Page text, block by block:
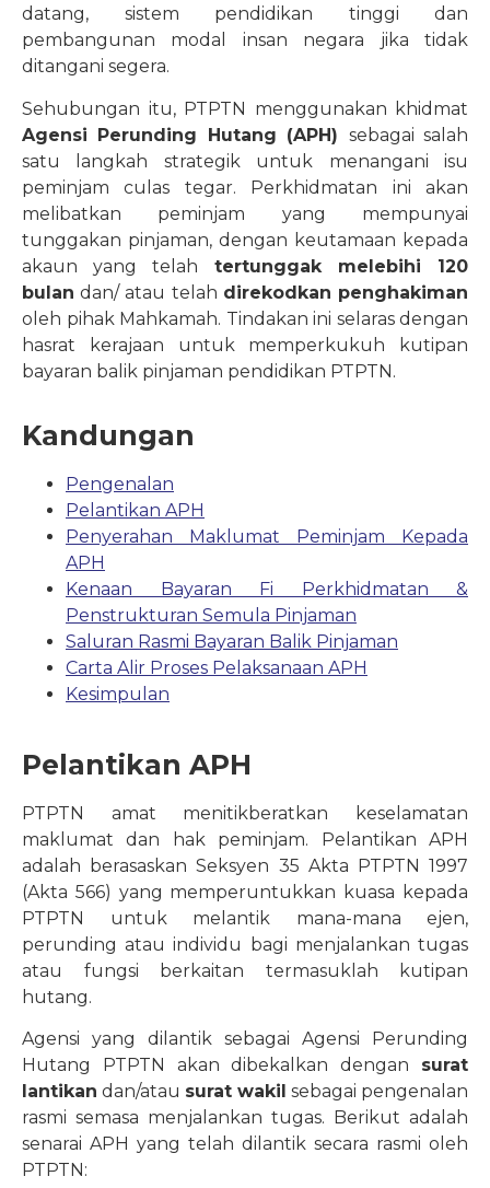
datang, sistem pendidikan tinggi dan
pembangunan modal insan negara jika tidak
ditangani segera.
Sehubungan itu, PTPTN menggunakan khidmat
Agensi Perunding Hutang (APH) sebagai salah
satu langkah strategik untuk menangani isu
peminjam culas tegar. Perkhidmatan ini akan
melibatkan peminjam yang mempunyai
tunggakan pinjaman, dengan keutamaan kepada
akaun yang telah tertunggak melebihi 120
bulan dan/ atau telah direkodkan penghakiman
oleh pihak Mahkamah. Tindakan ini selaras dengan
hasrat kerajaan untuk memperkukuh kutipan
bayaran balik pinjaman pendidikan PTPTN.
Kandungan
Pengenalan
Pelantikan APH
Penyerahan Maklumat Peminjam Kepada
APH
Kenaan Bayaran Fi Perkhidmatan &
Penstrukturan Semula Pinjaman
Saluran Rasmi Bayaran Balik Pinjaman
Carta Alir Proses Pelaksanaan APH
Kesimpulan
Pelantikan APH
PTPTN amat menitikberatkan keselamatan
maklumat dan hak peminjam. Pelantikan APH
adalah berasaskan Seksyen 35 Akta PTPTN 1997
(Akta 566) yang memperuntukkan kuasa kepada
PTPTN untuk melantik mana-mana ejen,
perunding atau individu bagi menjalankan tugas
atau fungsi berkaitan termasuklah kutipan
hutang.
Agensi yang dilantik sebagai Agensi Perunding
Hutang PTPTN akan dibekalkan dengan surat
lantikan dan/atau surat wakil sebagai pengenalan
rasmi semasa menjalankan tugas. Berikut adalah
senarai APH yang telah dilantik secara rasmi oleh
PTPTN: